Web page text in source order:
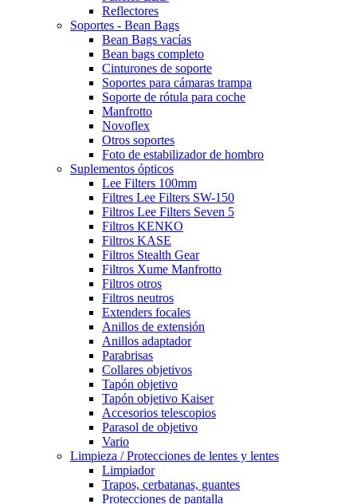
Reflectores
Soportes - Bean Bags
Bean Bags vacías
Bean bags completo
Cinturones de soporte
Soportes para cámaras trampa
Soporte de rótula para coche
Manfrotto
Novoflex
Otros soportes
Foto de estabilizador de hombro
Suplementos ópticos
Lee Filters 100mm
Filtres Lee Filters SW-150
Filtros Lee Filters Seven 5
Filtros KENKO
Filtros KASE
Filtros Stealth Gear
Filtros Xume Manfrotto
Filtros otros
Filtros neutros
Extenders focales
Anillos de extensión
Anillos adaptador
Parabrisas
Collares objetivos
Tapón objetivo
Tapón objetivo Kaiser
Accesorios telescopios
Parasol de objetivo
Vario
Limpieza / Protecciones de lentes y lentes
Limpiador
Trapos, cerbatanas, guantes
Protecciones de pantalla